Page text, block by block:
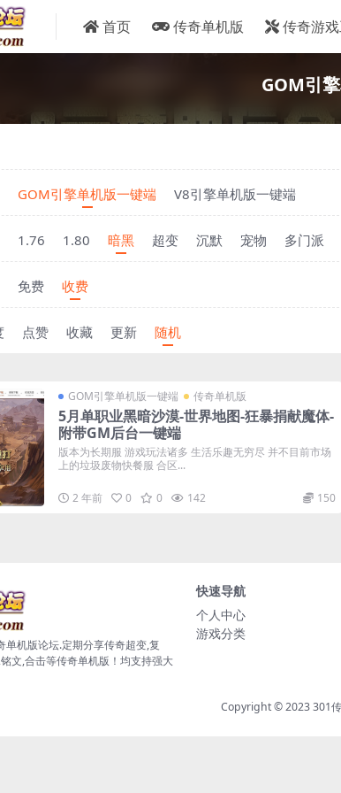
首页 传奇单机版 传奇游
GOM引
GOM引擎单机版一键端 V8引擎单机版一键端
1.76 1.80 暗黑 超变 沉默 宠物 多门派
免费 收费
点赞 收藏 更新 随机
GOM引擎单机版一键端 传奇单机版
5月单职业黑暗沙漠-世界地图-狂暴捐献魔体-
附带GM后台一键端
版本为长期服 游戏玩法诸多 生活乐趣无穷尽 并不目前市场
上的垃圾废物快餐服 合区...
2 年前 0 0 142 150
机版论坛.定期分享传奇超变,复
文,合击等传奇单机版！均支持强大
快速导航
个人中心
游戏分类
Copyright © 2023301